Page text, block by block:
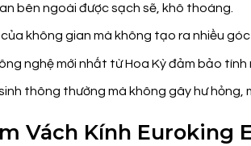
bên ngoài được sạch sẽ, khô thoáng.
không gian mà không tạo ra nhiều
nghệ mới nhất từ Hoa Kỳ đảm bảo tính
thông thường mà không gây hư hỏng,
Vách Kính Euroking